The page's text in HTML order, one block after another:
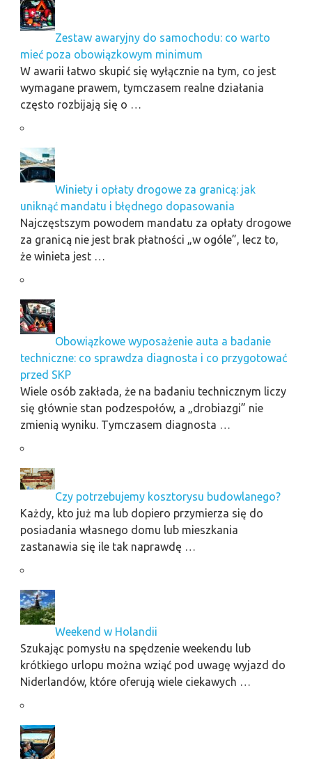
Zestaw awaryjny do samochodu: co warto
mieć poza obowiązkowym minimum
W awarii łatwo skupić się wyłącznie na tym, co jest
wymagane prawem, tymczasem realne działania
często rozbijają się o …
Winiety i opłaty drogowe za granicą: jak
uniknąć mandatu i błędnego dopasowania
Najczęstszym powodem mandatu za opłaty drogowe
za granicą nie jest brak płatności „w ogóle”, lecz to,
że winieta jest …
Obowiązkowe wyposażenie auta a badanie
techniczne: co sprawdza diagnosta i co przygotować
przed SKP
Wiele osób zakłada, że na badaniu technicznym liczy
się głównie stan podzespołów, a „drobiazgi” nie
zmienią wyniku. Tymczasem diagnosta …
Czy potrzebujemy kosztorysu budowlanego?
Każdy, kto już ma lub dopiero przymierza się do
posiadania własnego domu lub mieszkania
zastanawia się ile tak naprawdę …
Weekend w Holandii
Szukając pomysłu na spędzenie weekendu lub
krótkiego urlopu można wziąć pod uwagę wyjazd do
Niderlandów, które oferują wiele ciekawych …